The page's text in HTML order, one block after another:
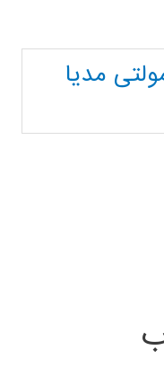
مدیا